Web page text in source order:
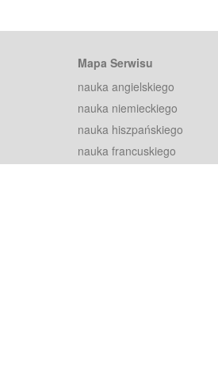
Mapa Serwisu
nauka angielskiego
nauka niemieckiego
nauka hiszpańskiego
nauka francuskiego